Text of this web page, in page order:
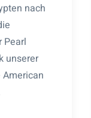
nach
Pearl
unserer